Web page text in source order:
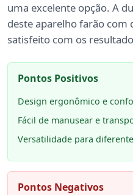
uma excelente opção. A
deste aparelho farão com
satisfeito com os
Pontos Positivos
Design ergonômico e
Fácil de manusear e
Versatilidade para
Pontos Negativos